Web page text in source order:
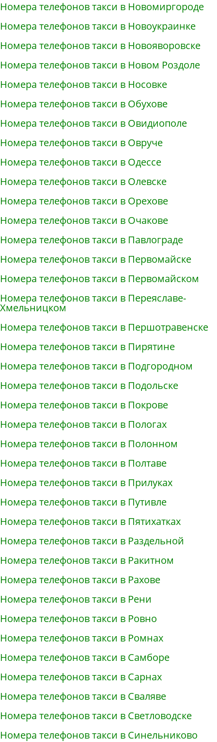
Номера телефонов такси в Новомиргороде
Номера телефонов такси в Новоукраинке
Номера телефонов такси в Новояворовске
Номера телефонов такси в Новом Роздоле
Номера телефонов такси в Носовке
Номера телефонов такси в Обухове
Номера телефонов такси в Овидиополе
Номера телефонов такси в Овруче
Номера телефонов такси в Одессе
Номера телефонов такси в Олевске
Номера телефонов такси в Орехове
Номера телефонов такси в Очакове
Номера телефонов такси в Павлограде
Номера телефонов такси в Первомайске
Номера телефонов такси в Первомайском
Номера телефонов такси в Переяславе-
Хмельницком
Номера телефонов такси в Першотравенске
Номера телефонов такси в Пирятине
Номера телефонов такси в Подгородном
Номера телефонов такси в Подольске
Номера телефонов такси в Покрове
Номера телефонов такси в Пологах
Номера телефонов такси в Полонном
Номера телефонов такси в Полтаве
Номера телефонов такси в Прилуках
Номера телефонов такси в Путивле
Номера телефонов такси в Пятихатках
Номера телефонов такси в Раздельной
Номера телефонов такси в Ракитном
Номера телефонов такси в Рахове
Номера телефонов такси в Рени
Номера телефонов такси в Ровно
Номера телефонов такси в Ромнах
Номера телефонов такси в Самборе
Номера телефонов такси в Сарнах
Номера телефонов такси в Сваляве
Номера телефонов такси в Светловодске
Номера телефонов такси в Синельниково